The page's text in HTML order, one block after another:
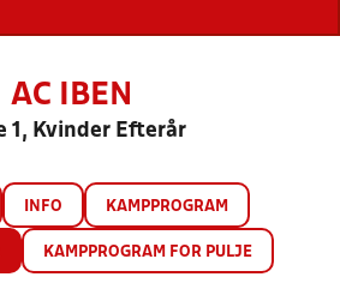
AC IBEN
1, Kvinder Efterår
INFO KAMPPROGRAM
KAMPPROGRAM FOR PULJE